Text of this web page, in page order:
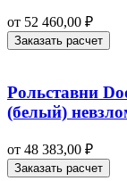
от 52 460,00 ₽
Заказать расчет
Рольставни
(белый)
от 48 383,00 ₽
Заказать расчет